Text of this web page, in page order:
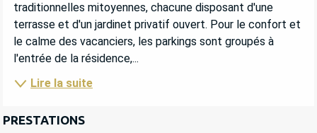
traditionnelles mitoyennes, chacune disposant d'une
terrasse et d'un jardinet privatif ouvert. Pour le confort et
le calme des vacanciers, les parkings sont groupés à
l'entrée de la résidence,...
Lire la suite
PRESTATIONS